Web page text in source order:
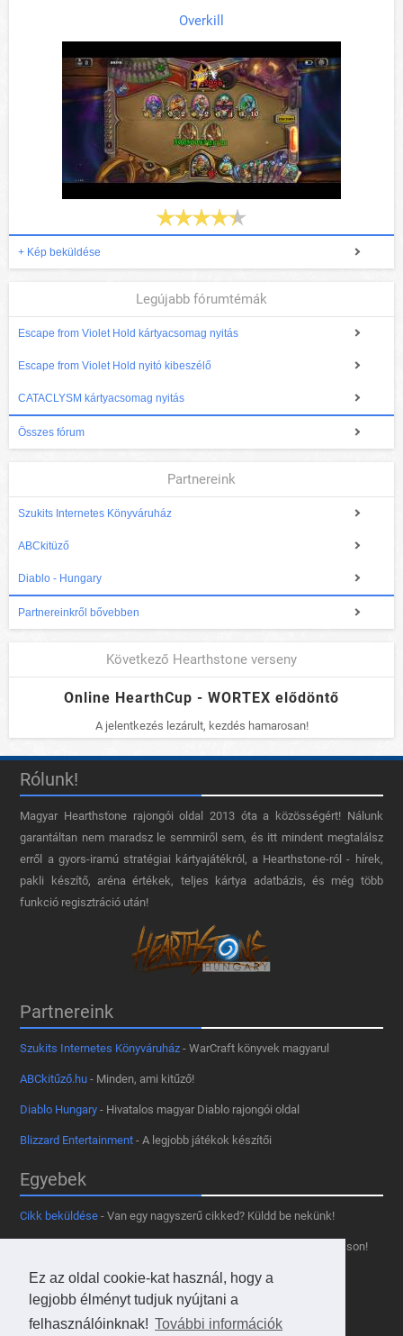
Ez az oldal cookie-kat használ, hogy a
legjobb élményt tudjuk nyújtani a
felhasználóinknak! További információk
Overkill
+ Kép beküldése
Legújabb fórumtémák
Escape from Violet Hold kártyacsomag nyitás
Escape from Violet Hold nyitó kibeszélő
CATACLYSM kártyacsomag nyitás
Összes fórum
Partnereink
Szukits Internetes Könyváruház
ABCkitüző
Diablo - Hungary
Partnereinkről bővebben
Következő Hearthstone verseny
Online HearthCup - WORTEX elődöntő
A jelentkezés lezárult, kezdés hamarosan!
Rólunk!
Magyar Hearthstone​ rajongói oldal 2013 óta a közösségért! Nálunk
garantáltan nem maradsz le semmiről sem, és itt mindent megtalálsz
erről a gyors-iramú stratégiai kártyajátékról, a Hearthstone-ról - hírek,
pakli készítő, aréna értékek, teljes kártya adatbázis, és még több
funkció regisztráció után!
Partnereink
Szukits Internetes Könyváruház - WarCraft könyvek magyarul
ABCkitűző.hu - Minden, ami kitűző!
Diablo Hungary - Hivatalos magyar Diablo rajongói oldal
Blizzard Entertainment - A legjobb játékok készítői
Egyebek
Cikk beküldése - Van egy nagyszerű cikked? Küldd be nekünk!
- Tetszik az oldal? Segíts, hogy fennmaradhasson!
Kapcsolat, médiaajánlat- Lépj velünk kapcsolatba!
Használd a tooltipünket- A saját oldaladon is!